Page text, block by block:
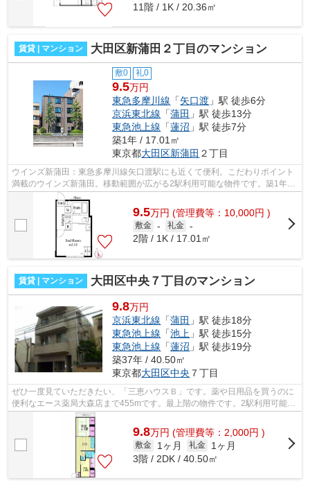
11階 / 1K / 20.36㎡
賃貸 | マンション 大田区新蒲田２丁目のマンション
敷0 礼0
9.5万円
東急多摩川線 「矢口渡 」駅 徒歩6分
京浜東北線 「蒲田 」駅 徒歩13分
東急池上線 「蓮沼 」駅 徒歩7分
築1年 / 17.01㎡
東京都大田区新蒲田 ２丁目
ウインズ新蒲田：東急多摩川線矢口渡駅にも近くて便利。こだわりポイント
満載のウインズ新蒲田。移動範囲が広がる2駅利用可能な物件です。築1年の
物件です。当社スタッフが地域の賃貸...
9.5万円 (管理費等：10,000円 )
敷金 - 礼金 -
2階 / 1K / 17.01㎡
賃貸 | マンション 大田区中央７丁目のマンション
9.8万円
京浜東北線 「蒲田 」駅 徒歩18分
東急池上線 「池上 」駅 徒歩15分
東急池上線 「蓮沼 」駅 徒歩19分
築37年 / 40.50㎡
東京都大田区中央 ７丁目
ぜひ一度見ていただきたい、「三恵ハウスＢ」です。薬や日用品を買うのに
便利なエース薬局大森店まで455mです。最上階の物件です。2駅利用可能な
アクセスの良いマンションです。できる...
9.8万円 (管理費等：2,000円 )
敷金 1ヶ月 礼金
1ヶ月
3階 / 2DK / 40.50㎡